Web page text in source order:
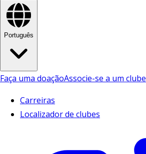
Português
Faça uma doaçãoAssocie-se a um clube
Carreiras
Localizador de clubes